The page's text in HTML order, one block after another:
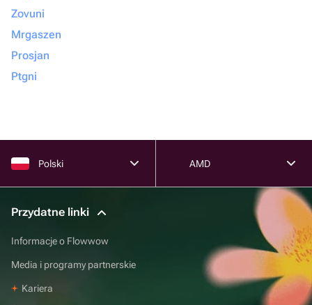
Zovuni
Mrgaszen
Prosjan
Ptgni
Polski AMD
Przydatne linki
Informacje o Flowwow
Media i programy partnerskie
Kariera